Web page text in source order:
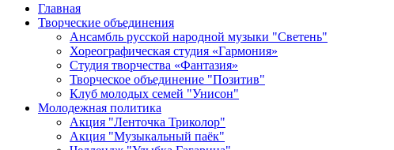
Главная
Творческие объединения
Ансамбль русской народной музыки "Светень"
Хореографическая студия «Гармония»
Студия творчества «Фантазия»
Творческое объединение "Позитив"
Клуб молодых семей "Унисон"
Молодежная политика
Акция "Ленточка Триколор"
Акция "Музыкальный паёк"